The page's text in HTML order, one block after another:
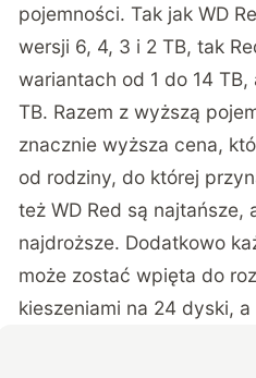
pojemności. Tak jak WD
wersji 6, 4, 3 i 2 TB, tak
wariantach od 1 do 14 TB,
TB. Razem z wyższą
znacznie wyższa cena,
od rodziny, do której
też WD Red są najtańsze,
najdroższe. Dodatkowo
może zostać wpięta do
kieszeniami na 24 dyski, a